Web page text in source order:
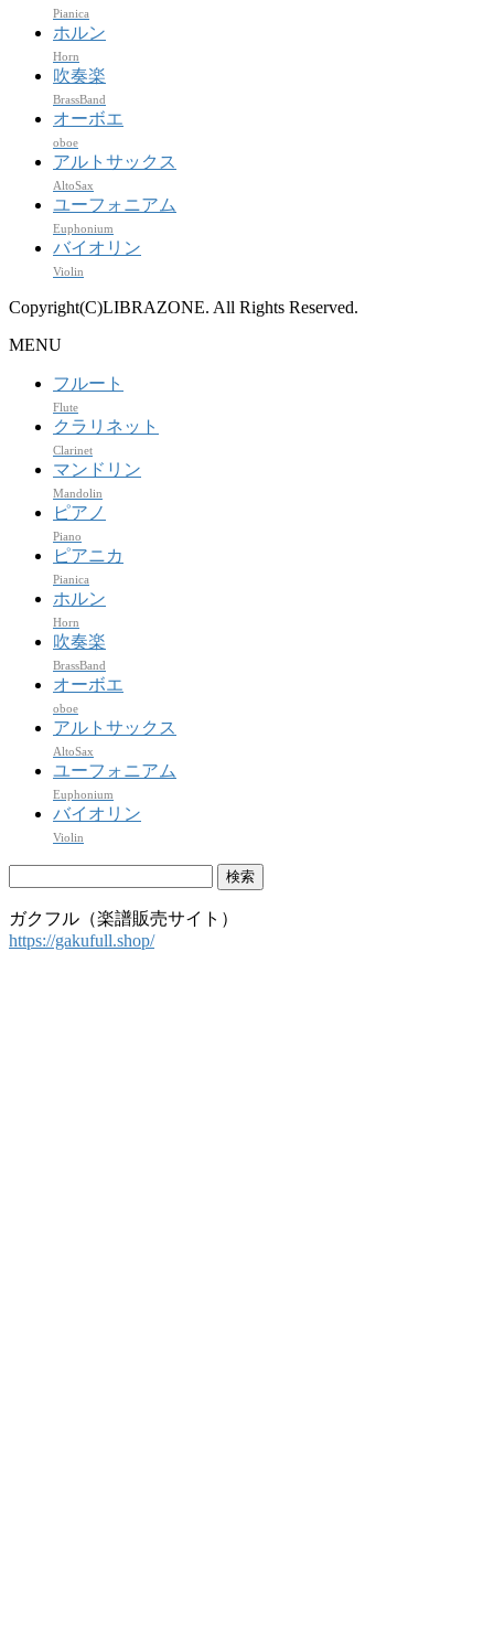
Pianica
ホルン
Horn
吹奏楽
BrassBand
オーボエ
oboe
アルトサックス
AltoSax
ユーフォニアム
Euphonium
バイオリン
Violin
Copyright(C)LIBRAZONE. All Rights Reserved.
MENU
フルート
Flute
クラリネット
Clarinet
マンドリン
Mandolin
ピアノ
Piano
ピアニカ
Pianica
ホルン
Horn
吹奏楽
BrassBand
オーボエ
oboe
アルトサックス
AltoSax
ユーフォニアム
Euphonium
バイオリン
Violin
ガクフル（楽譜販売サイト）
https://gakufull.shop/